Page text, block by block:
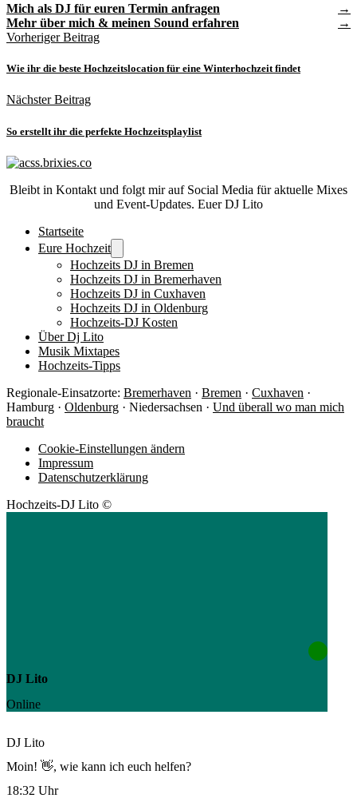
Mich als DJ für euren Termin anfragen
Mehr über mich & meinen Sound erfahren
Vorheriger Beitrag
Wie ihr die beste Hochzeitslocation für eine Winterhochzeit findet
Nächster Beitrag
So erstellt ihr die perfekte Hochzeitsplaylist
Bleibt in Kontakt und folgt mir auf Social Media für aktuelle Mixes
und Event-Updates. Euer DJ Lito
Startseite
Eure Hochzeit
Hochzeits DJ in Bremen
Hochzeits DJ in Bremerhaven
Hochzeits DJ in Cuxhaven
Hochzeits DJ in Oldenburg
Hochzeits-DJ Kosten
Über Dj Lito
Musik Mixtapes
Hochzeits-Tipps
Regionale-Einsatzorte: Bremerhaven · Bremen · Cuxhaven ·
Hamburg · Oldenburg · Niedersachsen · Und überall wo man mich
braucht
Cookie-Einstellungen ändern
Impressum
Datenschutzerklärung
Hochzeits-DJ Lito ©
DJ Lito
Online
DJ Lito
Moin! 👋, wie kann ich euch helfen?
18:32 Uhr